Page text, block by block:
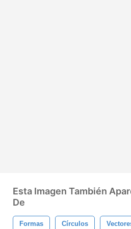
Esta Imagen También
De
Formas Círculos